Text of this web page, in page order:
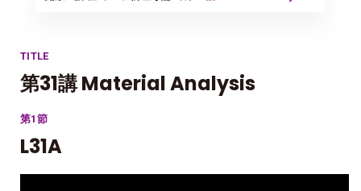
TITLE
第31講 Material Analysis
第1節
L31A